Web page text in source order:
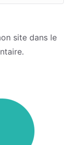
site dans le